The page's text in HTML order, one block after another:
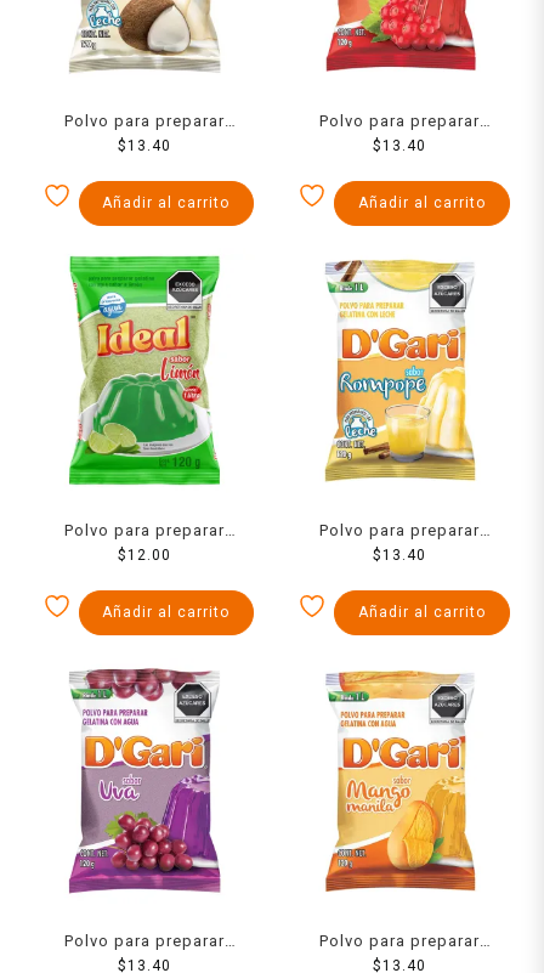
Polvo para preparar
gelatina D´Gari de leche
$13.40
Añadir al carrito
Polvo para preparar
gelatina D´Gari de agua
$13.40
Añadir al carrito
Polvo para preparar
gelatina Ideal de agua
$12.00
Añadir al carrito
Polvo para preparar
gelatina D´Gari de leche
$13.40
Añadir al carrito
Polvo para preparar
gelatina D´Gari de agua
$13.40
Polvo para preparar
gelatina D´Gari de agua
$13.40